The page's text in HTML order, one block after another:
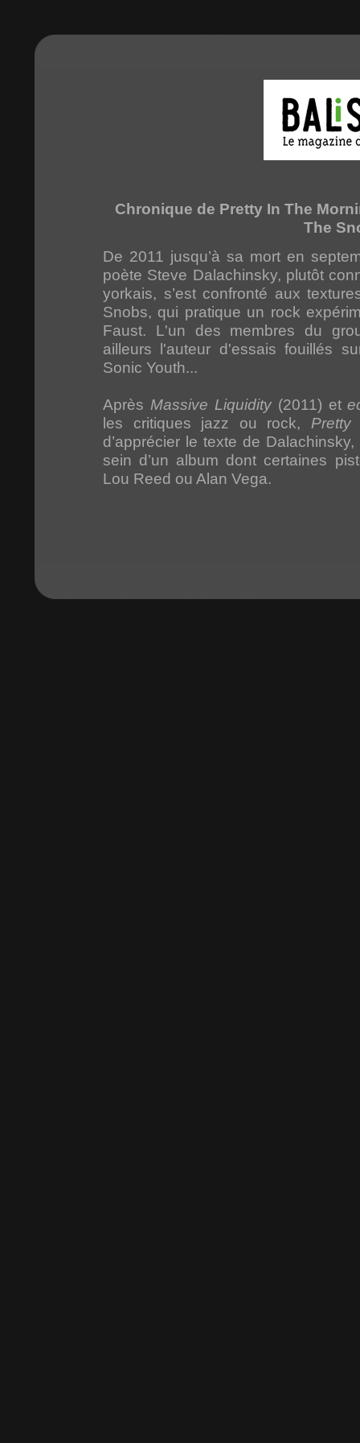
Chronique de Pretty In The
The
De 2011 jusqu’à sa mort en
poète Steve Dalachinsky, plutôt
yorkais, s’est confronté aux
Snobs, qui pratique un rock
Faust. L'un des membres du
ailleurs l'auteur d'essais fouillés
Sonic Youth...
Après Massive Liquidity(2011) et
les critiques jazz ou rock,
d’apprécier le texte de
sein d’un album dont certaines
Lou Reed ou Alan Vega.